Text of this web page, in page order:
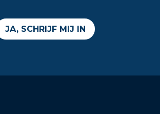
JA, SCHRIJF MIJ IN